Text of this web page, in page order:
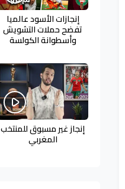
إنجازات الأسود عالميا
تفضح حملات التشويش
وأسطوانة الكولسة
إنجاز غير مسبوق للمنتخب
المغربي